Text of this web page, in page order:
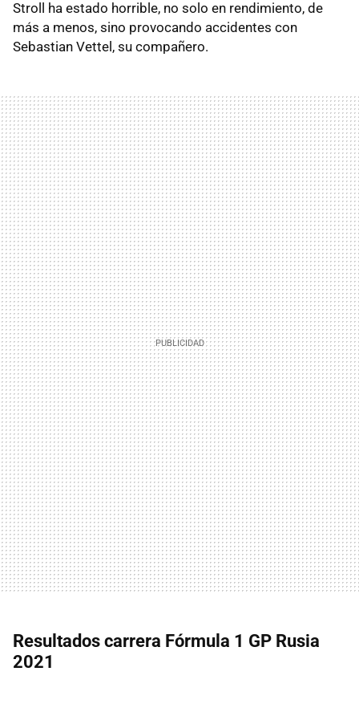
Stroll ha estado horrible, no solo en rendimiento, de
más a menos, sino provocando accidentes con
Sebastian Vettel, su compañero.
Resultados carrera Fórmula 1 GP Rusia
2021